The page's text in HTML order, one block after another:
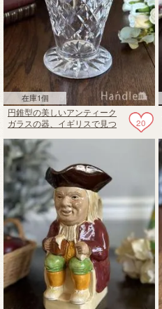
在庫1個
20
円錐型の美しいアンティーク
ガラスの器、イギリスで見つ